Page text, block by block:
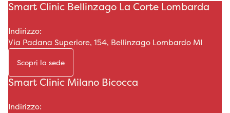
Smart Clinic Bellinzago La Corte Lombarda
Indirizzo:
Via Padana Superiore, 154, Bellinzago Lombardo MI
Scopri la sede
Smart Clinic Milano Bicocca
Indirizzo: